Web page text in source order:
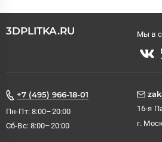
3DPLITKA.RU Мы в
+7 (495) 966-18-01
Пн-Пт: 8:00–20:00
Сб-Вс: 8:00–20:00
16-я
г.